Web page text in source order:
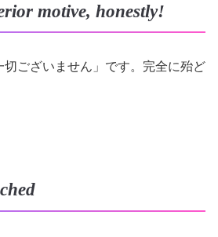
motive, honestly!
切ございません」です。完全に殆ど